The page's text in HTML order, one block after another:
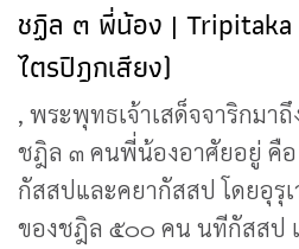
ชฏิล ๓ พี่น้อง | Tripitaka
ไตรปิฎกเสียง)
, พระพุทธเจ้าเสด็จจาริกมา
ชฎิล ๓ คนพี่น้องอาศัยอยู่ คื
กัสสปและคยากัสสป โดยอุรุ
ของชฎิล ๕๐๐ คน นทีกัสสป